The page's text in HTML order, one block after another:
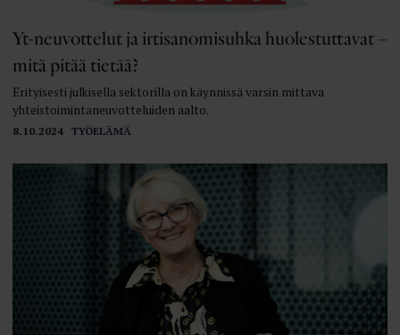
8.10.2024 TYÖELÄMÄ
Yt-neuvottelut ja irtisanomisuhka huolestuttavat –
mitä pitää tietää?
Erityisesti julkisella sektorilla on käynnissä varsin mittava
yhteistoimintaneuvotteluiden aalto.